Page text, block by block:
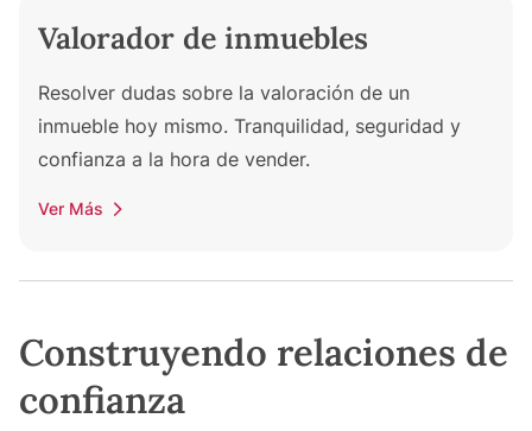
Valorador de inmuebles
Resolver dudas sobre la valoración de un
inmueble hoy mismo. Tranquilidad, seguridad y
confianza a la hora de vender.
Ver Más
Construyendo relaciones de
confianza